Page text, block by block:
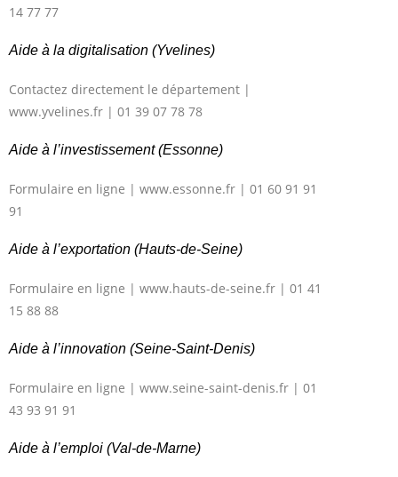
14 77 77
Aide à la digitalisation (Yvelines)
Contactez directement le département |
www.yvelines.fr | 01 39 07 78 78
Aide à l’investissement (Essonne)
Formulaire en ligne | www.essonne.fr | 01 60 91 91
91
Aide à l’exportation (Hauts-de-Seine)
Formulaire en ligne | www.hauts-de-seine.fr | 01 41
15 88 88
Aide à l’innovation (Seine-Saint-Denis)
Formulaire en ligne | www.seine-saint-denis.fr | 01
43 93 91 91
Aide à l’emploi (Val-de-Marne)